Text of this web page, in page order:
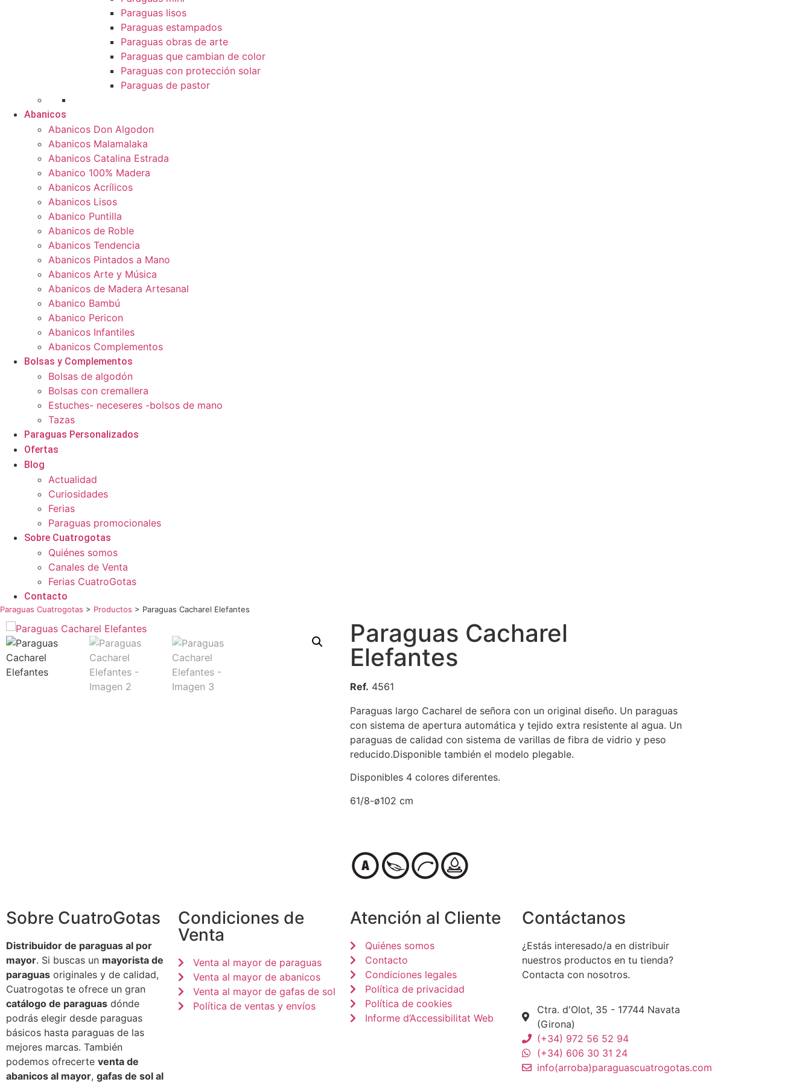
Paraguas lisos
Paraguas estampados
Paraguas obras de arte
Paraguas que cambian de color
Paraguas con protección solar
Paraguas de pastor
Abanicos
Abanicos Don Algodon
Abanicos Malamalaka
Abanicos Catalina Estrada
Abanico 100% Madera
Abanicos Acrílicos
Abanicos Lisos
Abanico Puntilla
Abanicos de Roble
Abanicos Tendencia
Abanicos Pintados a Mano
Abanicos Arte y Música
Abanicos de Madera Artesanal
Abanico Bambú
Abanico Pericon
Abanicos Infantiles
Abanicos Complementos
Bolsas y Complementos
Bolsas de algodón
Bolsas con cremallera
Estuches- neceseres -bolsos de mano
Tazas
Paraguas Personalizados
Ofertas
Blog
Actualidad
Curiosidades
Ferias
Paraguas promocionales
Sobre Cuatrogotas
Quiénes somos
Canales de Venta
Ferias CuatroGotas
Contacto
Paraguas Cuatrogotas > Productos > Paraguas Cacharel Elefantes
Paraguas Cacharel
Elefantes
Ref. 4561
Paraguas largo Cacharel de señora con un original diseño. Un paraguas
con sistema de apertura automática y tejido extra resistente al agua. Un
paraguas de calidad con sistema de varillas de fibra de vidrio y peso
reducido.Disponible también el modelo plegable.
Disponibles 4 colores diferentes.
61/8-ø102 cm
Sobre CuatroGotas
Distribuidor de paraguas al por
mayor. Si buscas un mayorista de
paraguas originales y de calidad,
Cuatrogotas te ofrece un gran
catálogo de paraguas dónde
podrás elegir desde paraguas
básicos hasta paraguas de las
mejores marcas. También
podemos ofrecerte venta de
abanicos al mayor, gafas de sol al
Condiciones de
Venta
Venta al mayor de paraguas
Venta al mayor de abanicos
Venta al mayor de gafas de sol
Política de ventas y envíos
Atención al Cliente
Quiénes somos
Contacto
Condiciones legales
Política de privacidad
Política de cookies
Informe d’Accessibilitat Web
Contáctanos
¿Estás interesado/a en distribuir
nuestros productos en tu tienda?
Contacta con nosotros.
Ctra. d'Olot, 35 - 17744 Navata
(Girona)
(+34) 972 56 52 94
(+34) 606 30 31 24
info(arroba)paraguascuatrogotas.com